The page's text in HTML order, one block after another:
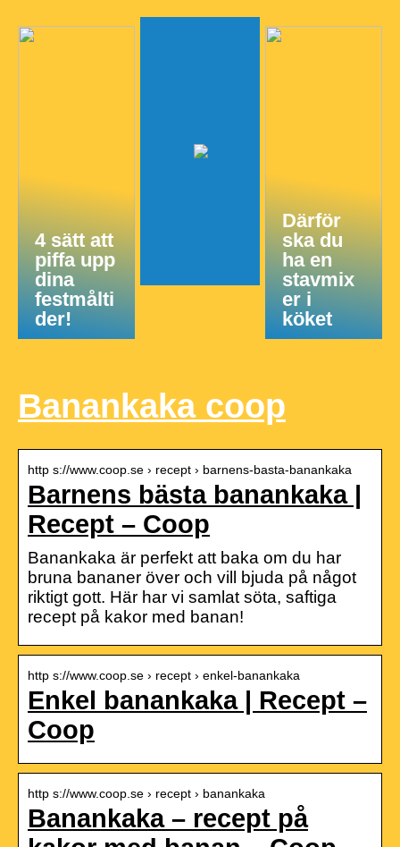
4 sätt att
piffa upp
dina
festmålti
der!
Därför
ska du
ha en
stavmix
er i
köket
Banankaka coop
http s://www.coop.se › recept › barnens-basta-banankaka
Barnens bästa banankaka |
Recept – Coop
Banankaka är perfekt att baka om du har
bruna bananer över och vill bjuda på något
riktigt gott. Här har vi samlat söta, saftiga
recept på kakor med banan!
http s://www.coop.se › recept › enkel-banankaka
Enkel banankaka | Recept –
Coop
http s://www.coop.se › recept › banankaka
Banankaka – recept på